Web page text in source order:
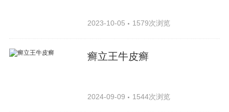
2023-10-05 1579次浏览
癣立王牛皮癣
2024-09-09 1544次浏览